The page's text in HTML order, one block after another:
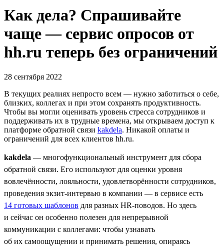
Как дела? Спрашивайте
чаще — сервис опросов от
hh.ru теперь без ограничений
28 сентября 2022
В текущих реалиях непросто всем — нужно заботиться о себе,
близких, коллегах и при этом сохранять продуктивность.
Чтобы вы могли оценивать уровень стресса сотрудников и
поддерживать их в трудные времена, мы открываем доступ к
платформе обратной связи kakdela. Никакой оплаты и
ограничений для всех клиентов hh.ru.
kakdela — многофункциональный инструмент для сбора
обратной связи. Его используют для оценки уровня
вовлечённости, лояльности, удовлетворённости сотрудников,
проведения экзит-интервью в компании — в сервисе есть
14 готовых шаблонов для разных HR-поводов. Но здесь
и сейчас он особенно полезен для непрерывной
коммуникации с коллегами: чтобы узнавать
об их самоощущении и принимать решения, опираясь